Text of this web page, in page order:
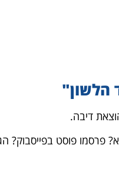
הלשון"
דיבה.
פרסמו פוסט בפייסבוק?